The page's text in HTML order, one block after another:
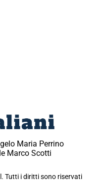
Maria Perrino
Marco Scotti
Tutti i diritti sono riservati